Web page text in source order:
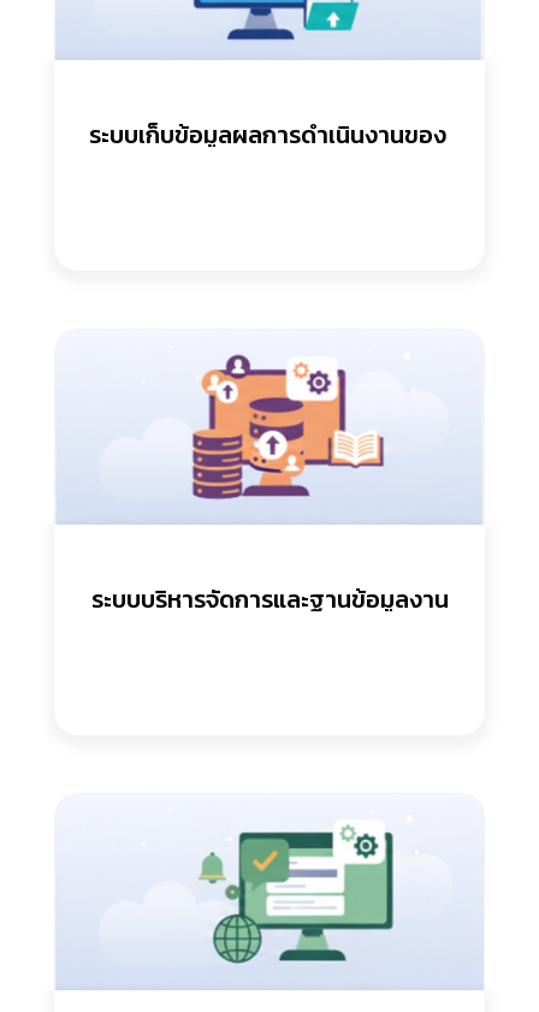
ระบบเก็บข้อมูลผลการดำเนินงานของ
ระบบบริหารจัดการและฐานข้อมูลงาน